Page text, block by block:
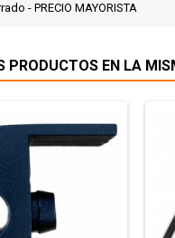
- PRECIO MAYORISTA
PRODUCTOS EN LA